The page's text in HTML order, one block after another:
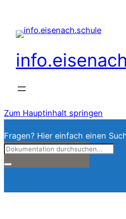
Zum Hauptinhalt springen
Fragen? Hier einfach einen